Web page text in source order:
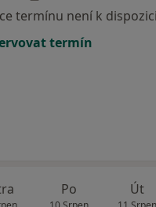
termínu není k dispozici
termín
Po Út